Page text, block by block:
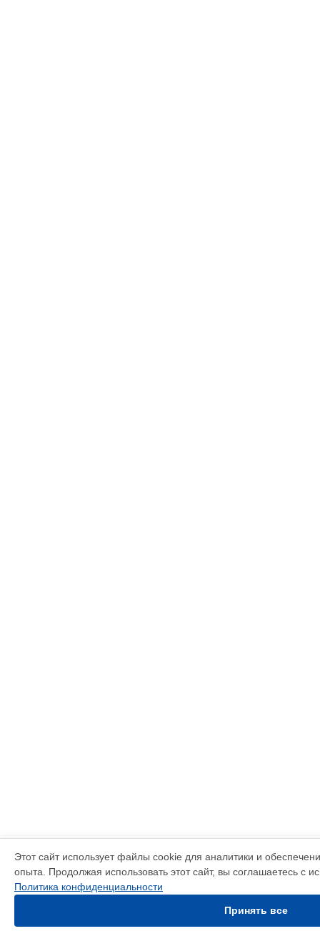
Этот сайт использует файлы cookie для аналитики и
опыта. Продолжая использовать этот сайт, вы соглашаетесь с
Политика конфиденциальности
Принять все